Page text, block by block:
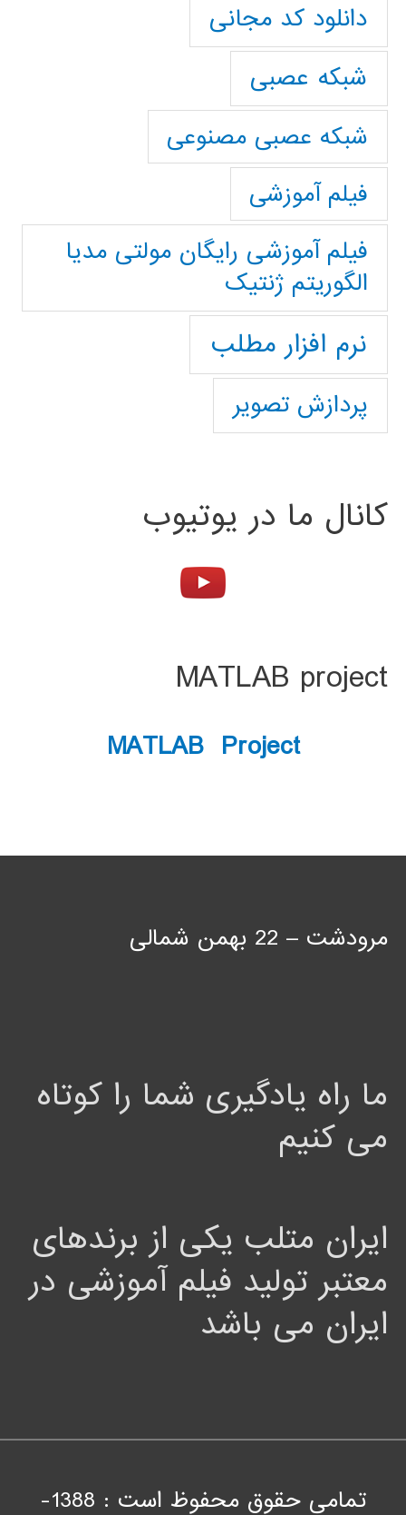
دانلود کد مجانی
شبکه عصبی
شبکه عصبی مصنوعی
فیلم آموزشی
فیلم آموزشی رایگان مولتی مدیا
الگوریتم ژنتیک
نرم افزار مطلب
پردازش تصویر
کانال ما در یوتیوب
MATLAB project
MATLAB Project
مرودشت – 22 بهمن شمالی
ما راه یادگیری شما را کوتاه
می کنیم
ایران متلب یکی از برندهای
معتبر تولید فیلم آموزشی در
ایران می باشد
تمامی حقوق محفوظ است : 1388-